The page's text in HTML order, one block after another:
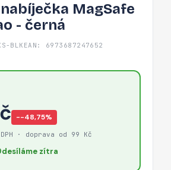
MagSafe
- černá
BLK EAN: 6973687247652
−-48,75%
· doprava od 99 Kč
zítra